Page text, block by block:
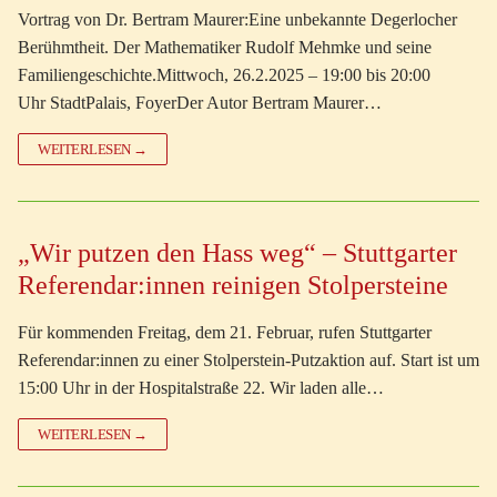
Vortrag von Dr. Bertram Maurer:Eine unbekannte Degerlocher
Berühmtheit. Der Mathematiker Rudolf Mehmke und seine
Familiengeschichte.Mittwoch, 26.2.2025 – 19:00 bis 20:00
Uhr StadtPalais, FoyerDer Autor Bertram Maurer…
WEITERLESEN →
„Wir putzen den Hass weg“ – Stuttgarter
Referendar:innen reinigen Stolpersteine
Für kommenden Freitag, dem 21. Februar, rufen Stuttgarter
Referendar:innen zu einer Stolperstein-Putzaktion auf. Start ist um
15:00 Uhr in der Hospitalstraße 22. Wir laden alle…
WEITERLESEN →